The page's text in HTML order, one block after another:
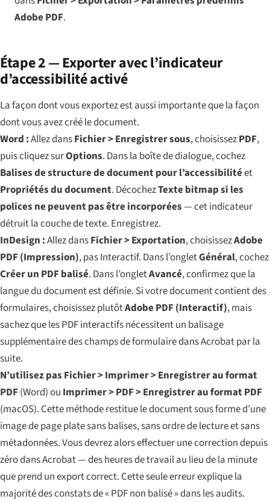
Adobe PDF.
Étape 2 — Exporter avec l’indicateur
d’accessibilité activé
La façon dont vous exportez est aussi importante que la façon
dont vous avez créé le document.
Word :Allez dansFichier > Enregistrer sous, choisissezPDF,
puis cliquez surOptions. Dans la boîte de dialogue, cochez
Balises de structure de document pour l’accessibilitéet
Propriétés du document. DécochezTexte bitmap si les
polices ne peuvent pas être incorporées— cet indicateur
détruit la couche de texte. Enregistrez.
InDesign :Allez dansFichier > Exportation, choisissezAdobe
PDF (Impression), pas Interactif. Dans l’ongletGénéral, cochez
Créer un PDF balisé. Dans l’ongletAvancé, confirmez que la
langue du document est définie. Si votre document contient des
formulaires, choisissez plutôtAdobe PDF (Interactif), mais
sachez que les PDF interactifs nécessitent un balisage
supplémentaire des champs de formulaire dans Acrobat par la
suite.
N’utilisez pas Fichier > Imprimer > Enregistrer au format
PDF(Word) ou Imprimer > PDF > Enregistrer au format PDF
(macOS). Cette méthode restitue le document sous forme d’une
image de page plate sans balises, sans ordre de lecture et sans
métadonnées. Vous devrez alors effectuer une correction depuis
zéro dans Acrobat — des heures de travail au lieu de la minute
que prend un export correct. Cette seule erreur explique la
majorité des constats de « PDF non balisé » dans les audits.